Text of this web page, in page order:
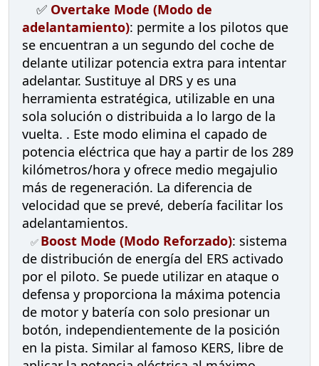
✅ Overtake Mode (Modo de
adelantamiento): permite a los pilotos que
se encuentran a un segundo del coche de
delante utilizar potencia extra para intentar
adelantar. Sustituye al DRS y es una
herramienta estratégica, utilizable en una
sola solución o distribuida a lo largo de la
vuelta. . Este modo elimina el capado de
potencia eléctrica que hay a partir de los 289
kilómetros/hora y ofrece medio megajulio
más de regeneración. La diferencia de
velocidad que se prevé, debería facilitar los
adelantamientos.
✅ Boost Mode (Modo Reforzado): sistema
de distribución de energía del ERS activado
por el piloto. Se puede utilizar en ataque o
defensa y proporciona la máxima potencia
de motor y batería con solo presionar un
botón, independientemente de la posición
en la pista. Similar al famoso KERS, libre de